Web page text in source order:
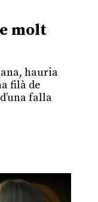
molt
hauria
filà de
falla